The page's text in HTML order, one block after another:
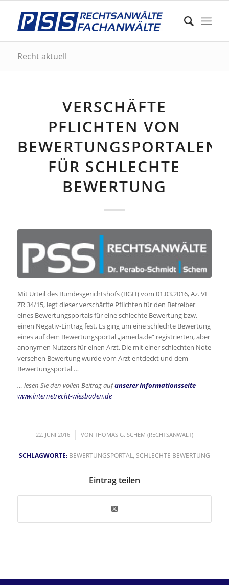
Recht aktuell
VERSCHÄFTE
PFLICHTEN VON
BEWERTUNGSPORTALEN
FÜR SCHLECHTE
BEWERTUNG
Mit Urteil des Bundesgerichtshofs (BGH) vom 01.03.2016, Az. VI
ZR 34/15, legt dieser verschärfte Pflichten für den Betreiber
eines Bewertungsportals für eine schlechte Bewertung bzw.
einen Negativ-Eintrag fest. Es ging um eine schlechte Bewertung
eines auf dem Bewertungsportal „jameda.de“ registrierten, aber
anonymen Nutzers für einen Arzt. Die mit einer schlechten Note
versehen Bewertung wurde vom Arzt entdeckt und dem
Bewertungsportal …
… lesen Sie den vollen Beitrag aufunserer Informationsseite
www.internetrecht-wiesbaden.de
22. JUNI 2016
/ VON THOMAS G. SCHEM (RECHTSANWALT)
SCHLAGWORTE: BEWERTUNGSPORTAL, SCHLECHTE BEWERTUNG
Eintrag teilen